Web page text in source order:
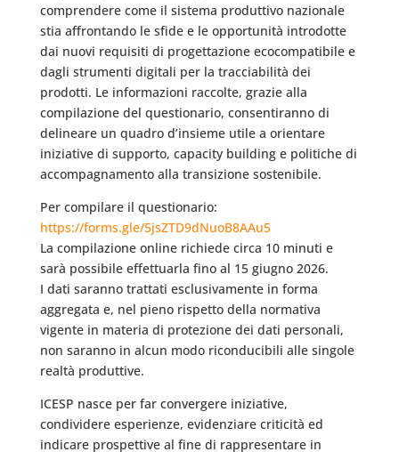
comprendere come il sistema produttivo nazionale
stia affrontando le sfide e le opportunità introdotte
dai nuovi requisiti di progettazione ecocompatibile e
dagli strumenti digitali per la tracciabilità dei
prodotti. Le informazioni raccolte, grazie alla
compilazione del questionario, consentiranno di
delineare un quadro d’insieme utile a orientare
iniziative di supporto, capacity building e politiche di
accompagnamento alla transizione sostenibile.
Per compilare il questionario:
https://forms.gle/5jsZTD9dNuoB8AAu5
La compilazione online richiede circa 10 minuti e
sarà possibile effettuarla fino al 15 giugno 2026.
I dati saranno trattati esclusivamente in forma
aggregata e, nel pieno rispetto della normativa
vigente in materia di protezione dei dati personali,
non saranno in alcun modo riconducibili alle singole
realtà produttive.
ICESP nasce per far convergere iniziative,
condividere esperienze, evidenziare criticità ed
indicare prospettive al fine di rappresentare in